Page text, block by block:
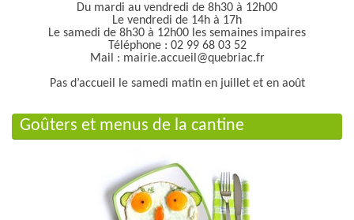
Du mardi au vendredi de 8h30 à 12h00
Le vendredi de 14h à 17h
Le samedi de 8h30 à 12h00 les semaines impaires
Téléphone : 02 99 68 03 52
Mail : mairie.accueil@quebriac.fr
Pas d’accueil le samedi matin en juillet et en août
Goûters et menus de la cantine